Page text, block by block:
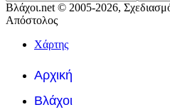
Βλάχοι.net © 2005-2026,
Απόστολος
Χάρτης
Αρχική
Βλάχοι